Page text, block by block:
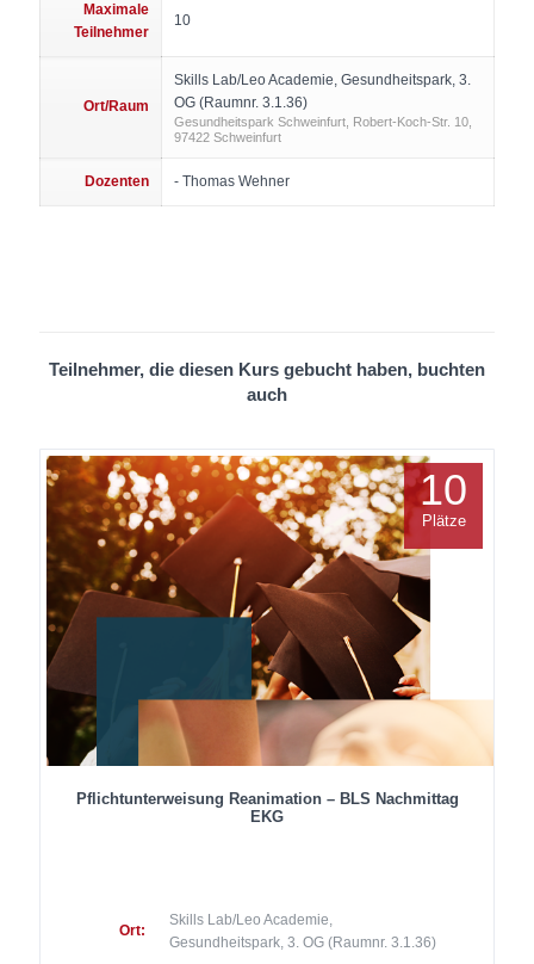
Maximale
Teilnehmer
10
Ort/Raum
Skills Lab/Leo Academie, Gesundheitspark, 3.
OG (Raumnr. 3.1.36)
Gesundheitspark Schweinfurt, Robert-Koch-Str. 10,
97422 Schweinfurt
Dozenten - Thomas Wehner
Teilnehmer, die diesen Kurs gebucht haben, buchten
auch
Pflichtunterweisung Reanimation – BLS Nachmittag
EKG
Ort:
Skills Lab/Leo Academie,
Gesundheitspark, 3. OG (Raumnr. 3.1.36)
10
Plätze